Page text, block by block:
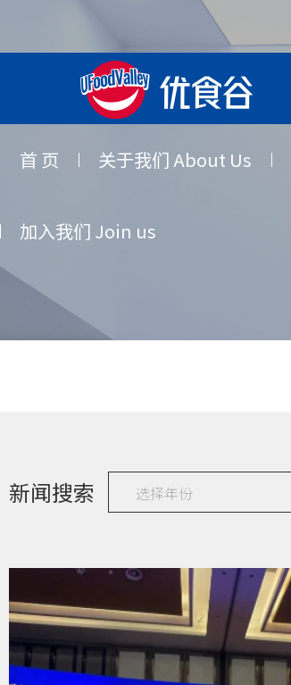
首 页 关于我们 About Us
加入我们 Join us
新闻搜索 选择年份